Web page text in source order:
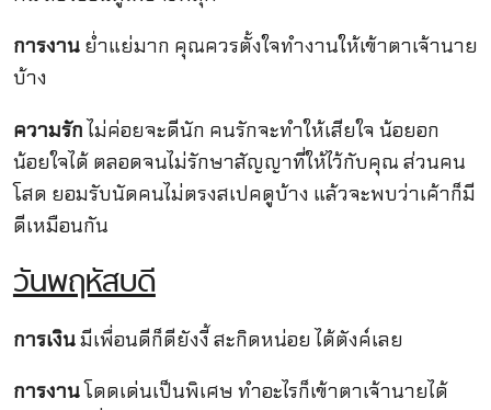
การงานย่ำแย่มาก คุณควรตั้งใจทำงานให้เข้าตาเจ้านาย
บ้าง
ความรัก ไม่ค่อยจะดีนัก คนรักจะทำให้เสียใจ น้อยอก
น้อยใจได้ ตลอดจนไม่รักษาสัญญาที่ให้ไว้กับคุณ ส่วนคน
โสด ยอมรับนัดคนไม่ตรงสเปคดูบ้าง แล้วจะพบว่าเค้าก็มี
ดีเหมือนกัน
วันพฤหัสบดี
การเงินมีเพื่อนดีก็ดียังงี้ สะกิดหน่อย ได้ตังค์เลย
การงานโดดเด่นเป็นพิเศษ ทำอะไรก็เข้าตาเจ้านายได้